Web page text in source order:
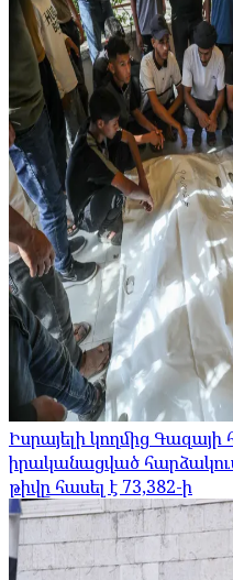
Իսրայելի կողմից
իրականացված
թիվը հասել է 73,382-ի